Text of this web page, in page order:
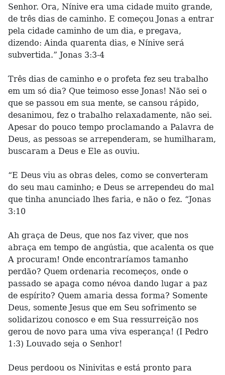
Senhor. Ora, Nínive era uma cidade muito grande,
de três dias de caminho. E começou Jonas a entrar
pela cidade caminho de um dia, e pregava,
dizendo: Ainda quarenta dias, e Nínive será
subvertida.” Jonas 3:3-4
Três dias de caminho e o profeta fez seu trabalho
em um só dia? Que teimoso esse Jonas! Não sei o
que se passou em sua mente, se cansou rápido,
desanimou, fez o trabalho relaxadamente, não sei.
Apesar do pouco tempo proclamando a Palavra de
Deus, as pessoas se arrependeram, se humilharam,
buscaram a Deus e Ele as ouviu.
“E Deus viu as obras deles, como se converteram
do seu mau caminho; e Deus se arrependeu do mal
que tinha anunciado lhes faria, e não o fez. “Jonas
3:10
Ah graça de Deus, que nos faz viver, que nos
abraça em tempo de angústia, que acalenta os que
A procuram! Onde encontraríamos tamanho
perdão? Quem ordenaria recomeços, onde o
passado se apaga como névoa dando lugar a paz
de espírito? Quem amaria dessa forma? Somente
Deus, somente Jesus que em Seu sofrimento se
solidarizou conosco e em Sua ressurreição nos
gerou de novo para uma viva esperança! (I Pedro
1:3) Louvado seja o Senhor!
Deus perdoou os Ninivitas e está pronto para